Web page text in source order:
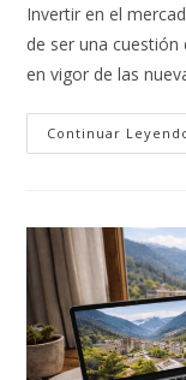
Invertir en el
de ser una
en vigor de las
Continuar